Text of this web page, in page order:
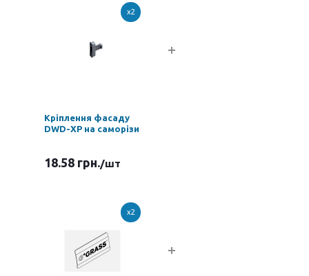
x2
Кріплення фасаду
DWD-XP на саморізи
18.58 грн./шт
x2